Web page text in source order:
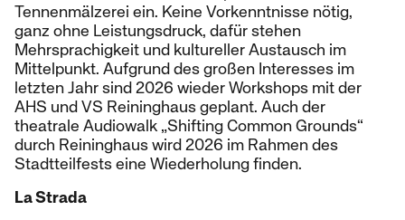
Tennenmälzerei ein. Keine Vorkenntnisse nötig,
ganz ohne Leistungsdruck, dafür stehen
Mehrsprachigkeit und kultureller Austausch im
Mittelpunkt. Aufgrund des großen Interesses im
letzten Jahr sind 2026 wieder Workshops mit der
AHS und VS Reininghaus geplant. Auch der
theatrale Audiowalk „Shifting Common Grounds“
durch Reininghaus wird 2026 im Rahmen des
Stadtteilfests eine Wiederholung finden.
La Strada